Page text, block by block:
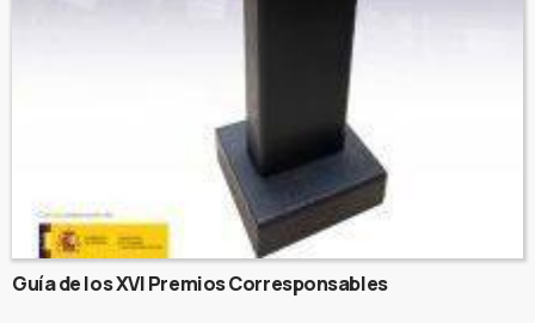
Guía de los XVI Premios Corresponsables